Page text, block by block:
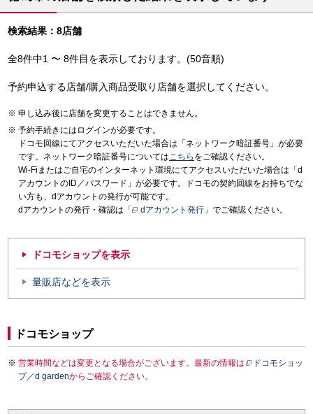
検索結果：8店舗
全8件中1 〜 8件目を表示しております。(50音順)
予約申込する店舗/購入商品受取り店舗を選択してください。
申し込み後に店舗を変更することはできません。
予約手続きにはログインが必要です。
ドコモ回線にてアクセスいただいた場合は「ネットワーク暗証番号」が必要
です。ネットワーク暗証番号についてはこちら をご確認ください。
Wi-Fiまたはご自宅のインターネット環境にてアクセスいただいた場合は「d
アカウントのID／パスワード」が必要です。ドコモの契約回線をお持ちでな
い方も、dアカウントの発行が可能です。
dアカウントの発行・確認は「
dアカウント発行 」でご確認ください。
ドコモショップを表示
量販店などを表示
ドコモショップ
営業時間などは変更となる場合がございます。最新の情報は
ドコモショッ
プ／d gardenからご確認ください。